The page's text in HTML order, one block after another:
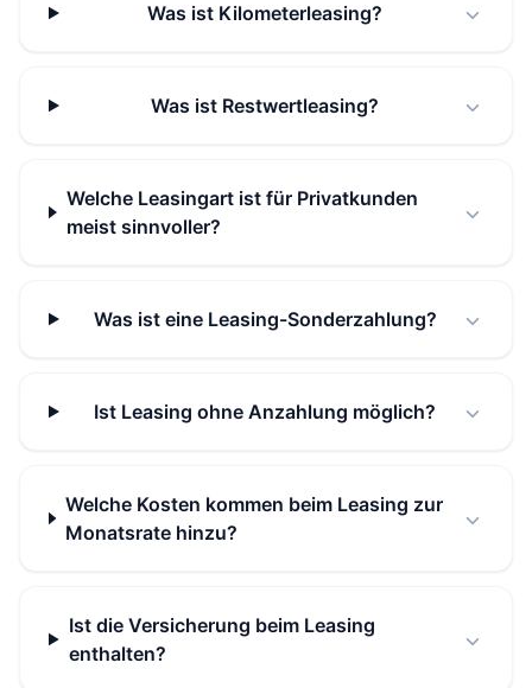
Was ist Kilometerleasing?
Was ist Restwertleasing?
Welche Leasingart ist für Privatkunden
meist sinnvoller?
Was ist eine Leasing-Sonderzahlung?
Ist Leasing ohne Anzahlung möglich?
Welche Kosten kommen beim Leasing zur
Monatsrate hinzu?
Ist die Versicherung beim Leasing
enthalten?